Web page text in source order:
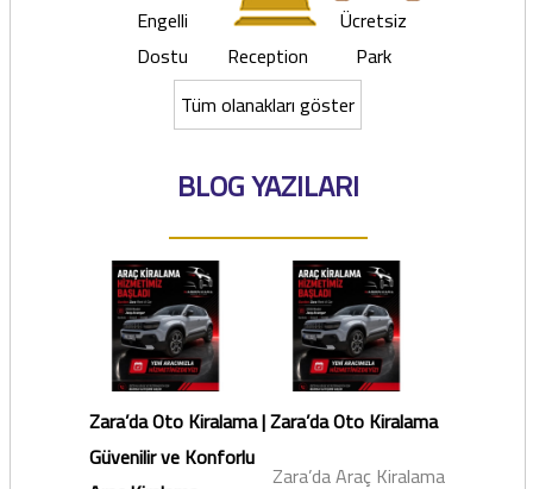
Engelli
Dostu
Reception
Ücretsiz
Park
Tüm olanakları göster
BLOG YAZILARI
Zara’da Oto Kiralama |
Güvenilir ve Konforlu
Zara’da Oto Kiralama
Zara’da Araç Kiralama